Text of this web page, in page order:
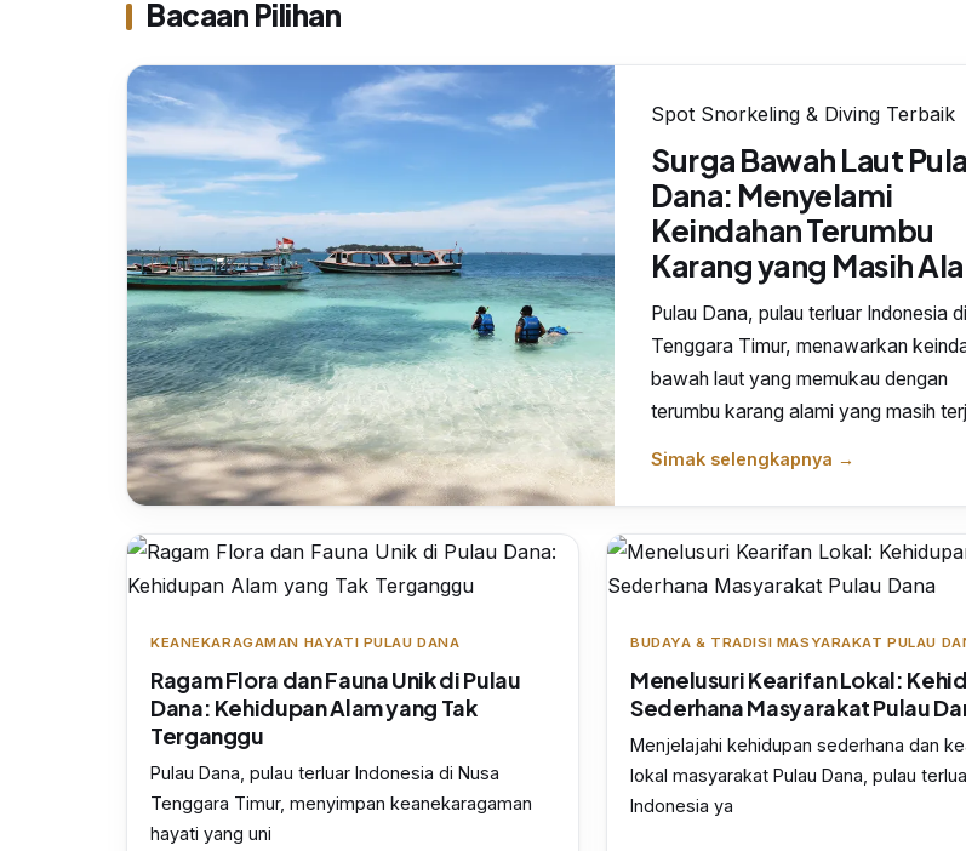
Bacaan Pilihan
Spot Snorkeling & Diving Terbaik
Surga Bawah Laut
Dana: Menyelami
Keindahan Terumbu
Karang yang Masih
Pulau Dana, pulau terluar Indonesia
Tenggara Timur, menawarkan
bawah laut yang memukau dengan
terumbu karang alami yang masih
Simak selengkapnya →
KEANEKARAGAMAN HAYATI PULAU DANA
Ragam Flora dan Fauna Unik di Pulau
Dana: Kehidupan Alam yang Tak
Terganggu
Pulau Dana, pulau terluar Indonesia di Nusa
Tenggara Timur, menyimpan keanekaragaman
hayati yang uni
BUDAYA & TRADISI MASYARAKAT PULAU
Menelusuri Kearifan Lokal:
Sederhana Masyarakat Pulau
Menjelajahi kehidupan sederhana dan
lokal masyarakat Pulau Dana, pulau
Indonesia ya